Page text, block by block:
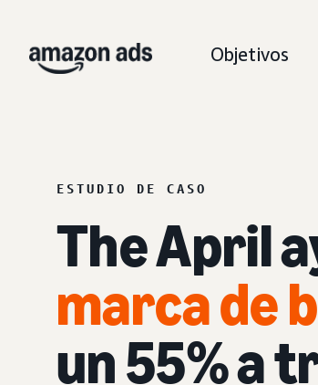
Objetivos
ESTUDIO DE CASO
The April
marca de
un 55% a